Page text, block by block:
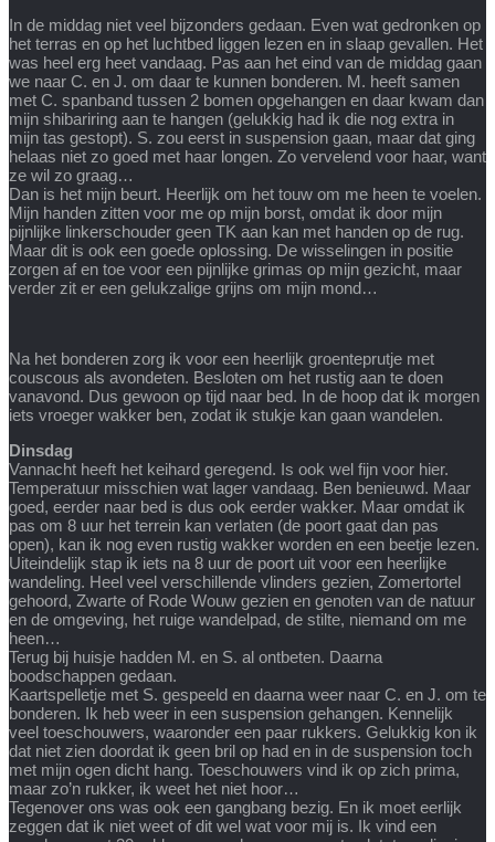
In de middag niet veel bijzonders gedaan. Even wat gedronken op
het terras en op het luchtbed liggen lezen en in slaap gevallen. Het
was heel erg heet vandaag. Pas aan het eind van de middag gaan
we naar C. en J. om daar te kunnen bonderen. M. heeft samen
met C. spanband tussen 2 bomen opgehangen en daar kwam dan
mijn shibariring aan te hangen (gelukkig had ik die nog extra in
mijn tas gestopt). S. zou eerst in suspension gaan, maar dat ging
helaas niet zo goed met haar longen. Zo vervelend voor haar, want
ze wil zo graag…
Dan is het mijn beurt. Heerlijk om het touw om me heen te voelen.
Mijn handen zitten voor me op mijn borst, omdat ik door mijn
pijnlijke linkerschouder geen TK aan kan met handen op de rug.
Maar dit is ook een goede oplossing. De wisselingen in positie
zorgen af en toe voor een pijnlijke grimas op mijn gezicht, maar
verder zit er een gelukzalige grijns om mijn mond…
Na het bonderen zorg ik voor een heerlijk groenteprutje met
couscous als avondeten. Besloten om het rustig aan te doen
vanavond. Dus gewoon op tijd naar bed. In de hoop dat ik morgen
iets vroeger wakker ben, zodat ik stukje kan gaan wandelen.
Dinsdag
Vannacht heeft het keihard geregend. Is ook wel fijn voor hier.
Temperatuur misschien wat lager vandaag. Ben benieuwd. Maar
goed, eerder naar bed is dus ook eerder wakker. Maar omdat ik
pas om 8 uur het terrein kan verlaten (de poort gaat dan pas
open), kan ik nog even rustig wakker worden en een beetje lezen.
Uiteindelijk stap ik iets na 8 uur de poort uit voor een heerlijke
wandeling. Heel veel verschillende vlinders gezien, Zomertortel
gehoord, Zwarte of Rode Wouw gezien en genoten van de natuur
en de omgeving, het ruige wandelpad, de stilte, niemand om me
heen…
Terug bij huisje hadden M. en S. al ontbeten. Daarna
boodschappen gedaan.
Kaartspelletje met S. gespeeld en daarna weer naar C. en J. om te
bonderen. Ik heb weer in een suspension gehangen. Kennelijk
veel toeschouwers, waaronder een paar rukkers. Gelukkig kon ik
dat niet zien doordat ik geen bril op had en in de suspension toch
met mijn ogen dicht hang. Toeschouwers vind ik op zich prima,
maar zo’n rukker, ik weet het niet hoor…
Tegenover ons was ook een gangbang bezig. En ik moet eerlijk
zeggen dat ik niet weet of dit wel wat voor mij is. Ik vind een